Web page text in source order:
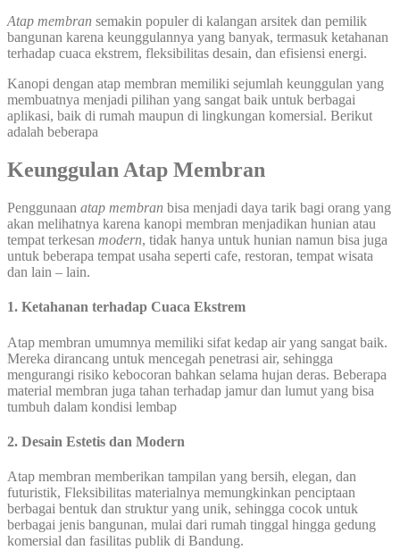
Atap membran semakin populer di kalangan arsitek dan pemilik
bangunan karena keunggulannya yang banyak, termasuk ketahanan
terhadap cuaca ekstrem, fleksibilitas desain, dan efisiensi energi.
Kanopi dengan atap membran memiliki sejumlah keunggulan yang
membuatnya menjadi pilihan yang sangat baik untuk berbagai
aplikasi, baik di rumah maupun di lingkungan komersial. Berikut
adalah beberapa
Keunggulan Atap Membran
Penggunaan atap membran bisa menjadi daya tarik bagi orang yang
akan melihatnya karena kanopi membran menjadikan hunian atau
tempat terkesan modern, tidak hanya untuk hunian namun bisa juga
untuk beberapa tempat usaha seperti cafe, restoran, tempat wisata
dan lain – lain.
1. Ketahanan terhadap Cuaca Ekstrem
Atap membran umumnya memiliki sifat kedap air yang sangat baik.
Mereka dirancang untuk mencegah penetrasi air, sehingga
mengurangi risiko kebocoran bahkan selama hujan deras. Beberapa
material membran juga tahan terhadap jamur dan lumut yang bisa
tumbuh dalam kondisi lembap
2. Desain Estetis dan Modern
Atap membran memberikan tampilan yang bersih, elegan, dan
futuristik, Fleksibilitas materialnya memungkinkan penciptaan
berbagai bentuk dan struktur yang unik, sehingga cocok untuk
berbagai jenis bangunan, mulai dari rumah tinggal hingga gedung
komersial dan fasilitas publik di Bandung.